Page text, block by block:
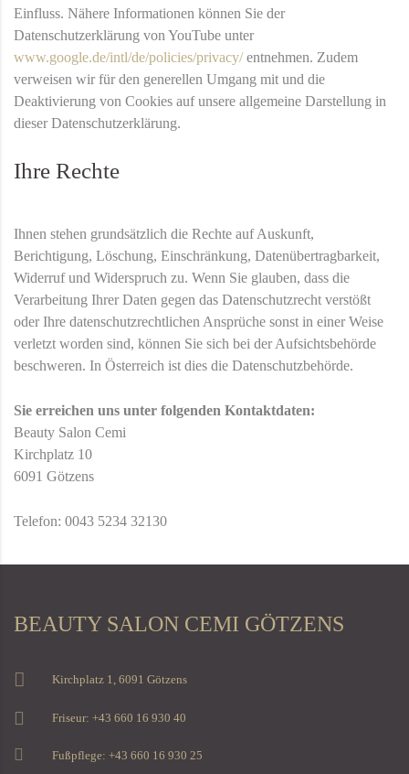
Einfluss. Nähere Informationen können Sie der
Datenschutzerklärung von YouTube unter
www.google.de/intl/de/policies/privacy/entnehmen. Zudem
verweisen wir für den generellen Umgang mit und die
Deaktivierung von Cookies auf unsere allgemeine Darstellung in
dieser Datenschutzerklärung.
Ihre Rechte
Ihnen stehen grundsätzlich die Rechte auf Auskunft,
Berichtigung, Löschung, Einschränkung, Datenübertragbarkeit,
Widerruf und Widerspruch zu. Wenn Sie glauben, dass die
Verarbeitung Ihrer Daten gegen das Datenschutzrecht verstößt
oder Ihre datenschutzrechtlichen Ansprüche sonst in einer Weise
verletzt worden sind, können Sie sich bei der Aufsichtsbehörde
beschweren. In Österreich ist dies die Datenschutzbehörde.
Sie erreichen uns unter folgenden Kontaktdaten:
Beauty Salon Cemi
Kirchplatz 10
6091 Götzens
Telefon: 0043 5234 32130
BEAUTY SALON CEMI GÖTZENS
Kirchplatz 1, 6091 Götzens
Friseur: +43 660 16 930 40
Fußpflege: +43 660 16 930 25